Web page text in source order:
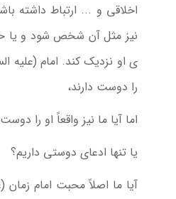
اخلاقی و ... ارتباط داشته
نیز مثل آن شخص شود و یا
ی او نزدیک کند. امام (علیه
را دوست دارند،
اما آیا ما نیز واقعاً او را
یا تنها ادعای دوستی داریم؟
آیا ما اصلاً محبت امام زمان